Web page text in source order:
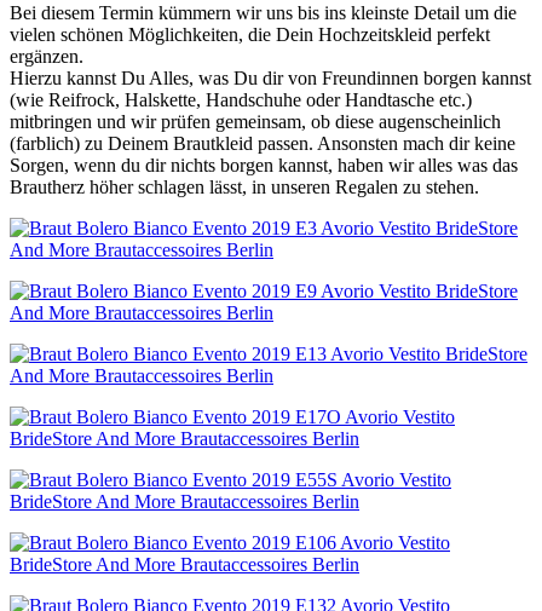
Bei diesem Termin kümmern wir uns bis ins kleinste Detail um die
vielen schönen Möglichkeiten, die Dein Hochzeitskleid perfekt
ergänzen.
Hierzu kannst Du Alles, was Du dir von Freundinnen borgen kannst
(wie Reifrock, Halskette, Handschuhe oder Handtasche etc.)
mitbringen und wir prüfen gemeinsam, ob diese augenscheinlich
(farblich) zu Deinem Brautkleid passen. Ansonsten mach dir keine
Sorgen, wenn du dir nichts borgen kannst, haben wir alles was das
Brautherz höher schlagen lässt, in unseren Regalen zu stehen.